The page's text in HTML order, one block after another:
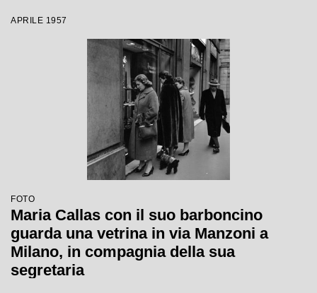
APRILE 1957
FOTO
Maria Callas con il suo barboncino
guarda una vetrina in via Manzoni a
Milano, in compagnia della sua
segretaria